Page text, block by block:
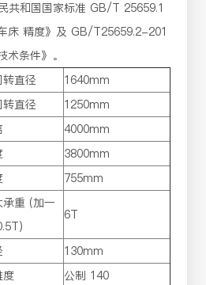
共和国国家标准 GB/T 25659.1
床 精度》及 GB/T25659.2-201
条件》。
直径
1640mm
直径
1250mm
4000mm
3800mm
755mm
重 (加一
6T
130mm
度
公制 140